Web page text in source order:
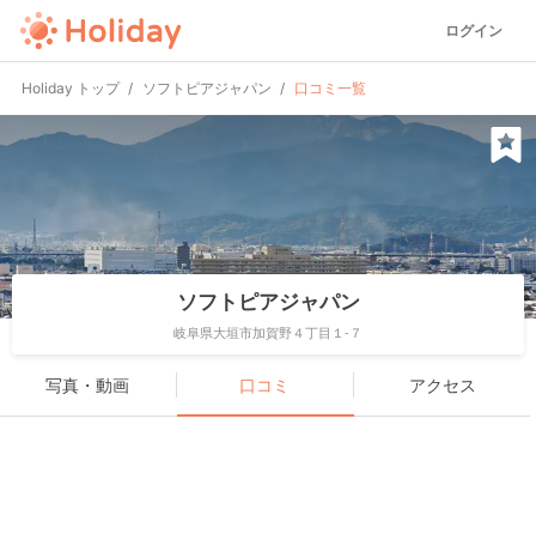
ログイン
Holiday トップ ソフトピアジャパン 口コミ一覧
ソフトピアジャパン
岐阜県大垣市加賀野４丁目１-７
写真・動画 口コミ アクセス